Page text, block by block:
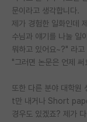
문이라고 생각합니다.
제가 경험한 일화인데
수님과 얘기를 나눌 일
뭐하고 있어요~?" 라
"그러면 논문은 언제
또한 다른 분야 대학
t만 내거나 Short
경우도 있겠죠? 제가